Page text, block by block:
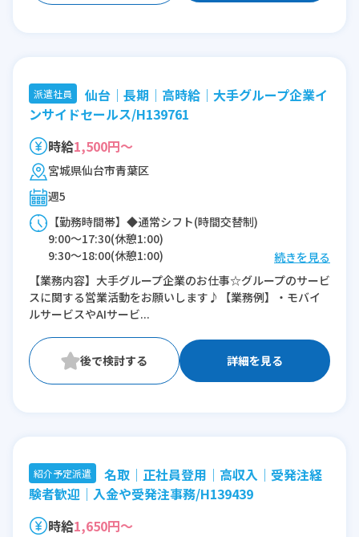
派遣社員
仙台│長期│高時給│大手グループ企業イ
ンサイドセールス/H139761
時給1,500円～
宮城県仙台市青葉区
週5
【勤務時間帯】◆通常シフト(時間交替制)
9:00〜17:30(休憩1:00)
9:30〜18:00(休憩1:00)
※残業：0〜10時間程度/月
続きを見る
【業務内容】大手グループ企業のお仕事☆グループのサービ
スに関する営業活動をお願いします♪【業務例】・モバイ
ルサービスやAIサービ...
詳細を見る
紹介予定派遣
名取│正社員登用│高収入│受発注経
験者歓迎│入金や受発注事務/H139439
時給1,650円～